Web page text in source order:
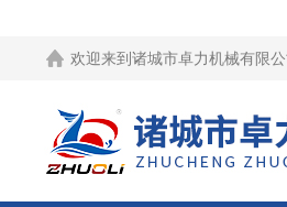
欢迎来到 诸城市卓力机械有限